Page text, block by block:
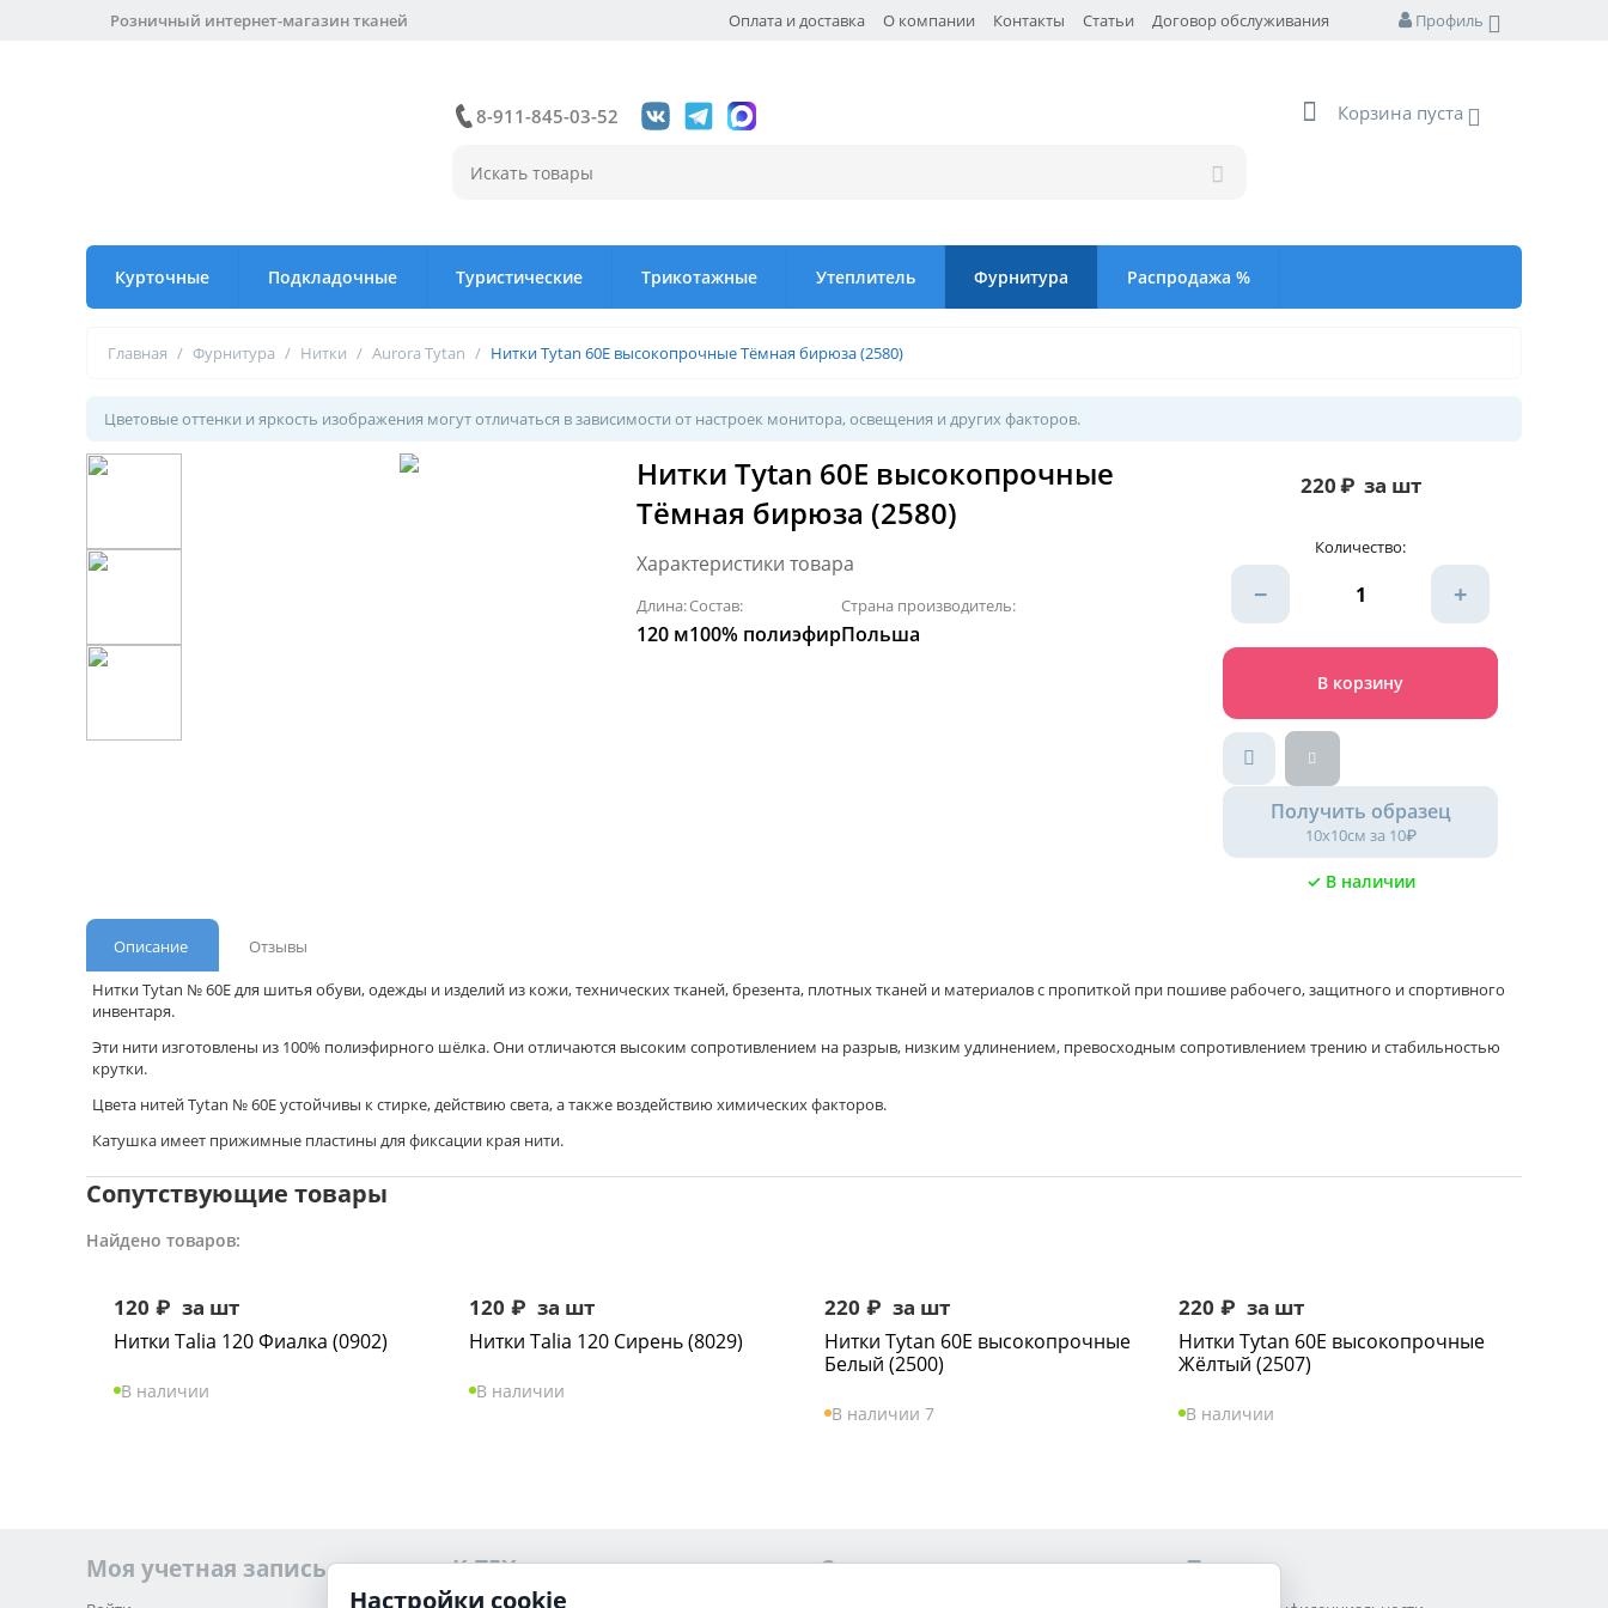
Профиль
Оплата и доставка О компании Контакты Статьи Договор обслуживания
Розничный интернет-магазин тканей
8-911-845-03-52 Корзина пуста
Курточные Подкладочные Туристические Трикотажные Утеплитель Фурнитура Распродажа %
Главная / Фурнитура / Нитки / Aurora Tytan / Нитки Tytan 60Е высокопрочные Тёмная бирюза (2580)
Цветовые оттенки и яркость изображения могут отличаться в зависимости от настроек монитора, освещения и других факторов.
Нитки Tytan 60Е высокопрочные
Тёмная бирюза (2580)
Характеристики товара
Длина:
120 м
Состав:
100% полиэфир
Страна производитель:
Польша
220₽ за шт
Количество:
+
−
В корзину
Получить образец
10х10см за 10₽
✓ В наличии
Описание
Отзывы
Нитки Tytan № 60Е для шитья обуви, одежды и изделий из кожи, технических тканей, брезента, плотных тканей и материалов с пропиткой при пошиве рабочего, защитного и спортивного
инвентаря.
Эти нити изготовлены из 100% полиэфирного шёлка. Они отличаются высоким сопротивлением на разрыв, низким удлинением, превосходным сопротивлением трению и стабильностью
крутки.
Цвета нитей Tytan № 60Е устойчивы к стирке, действию света, а также воздействию химических факторов.
Катушка имеет прижимные пластины для фиксации края нити.
Сопутствующие товары
Найдено товаров:
120 ₽ за шт
Нитки Talia 120 Фиалка (0902)
В наличии
120 ₽ за шт
Нитки Talia 120 Сирень (8029)
В наличии
220 ₽ за шт
Нитки Tytan 60Е высокопрочные
Белый (2500)
В наличии 7
220 ₽ за шт
Нитки Tytan 60Е высокопрочные
Жёлтый (2507)
В наличии
Моя учетная запись K-TEX Сервис Прочее
Настройки cookie